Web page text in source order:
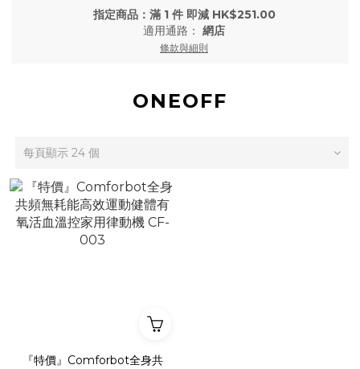
指定商品：滿 1 件 即減 HK$251.00
適用通路： 網店
條款與細則
ONEOFF
每頁顯示 24 個
『特價』Comforbot全身共